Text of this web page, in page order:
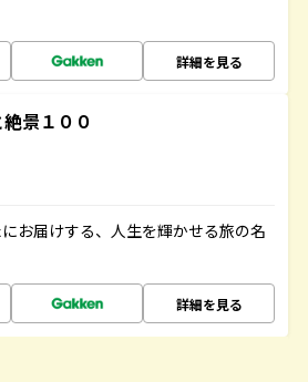
詳細を見る
景１００
お届けする、人生を輝かせる旅の名
詳細を見る